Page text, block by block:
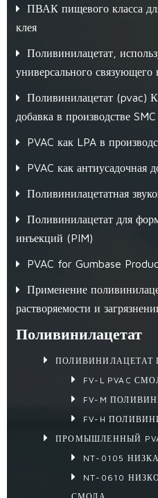
ПВАК пищевого класса
клея
Поливинилацетат,
универсального связующего
Поливинилацетат (pvac)
добавка в производстве SMC
PVAC как LPA в
PVAC как антиусадочная
Поливинилацетатная
Поливинилацетат для
инъекций (PIM)
PVAC for Gumbase
Применение
растворяемости и
Поливинилацетат
ПОЛИВИНИЛАЦЕТАТ
FV-L PVAC
FV-M
FV-H
ПРОМЫШЛЕННЫЙ
NT-0105
NT-0610